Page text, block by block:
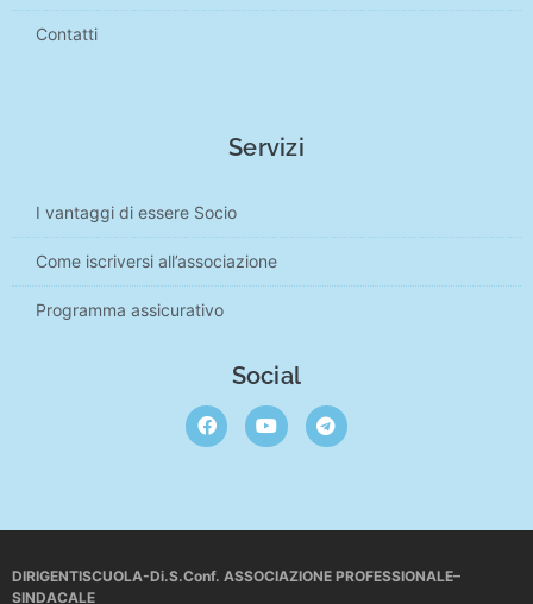
Contatti
Servizi
I vantaggi di essere Socio
Come iscriversi all’associazione
Programma assicurativo
Social
DIRIGENTISCUOLA-Di.S.Conf. ASSOCIAZIONE PROFESSIONALE–
SINDACALE